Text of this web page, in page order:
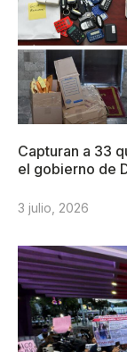
Capturan a 33
el gobierno de
3 julio, 2026